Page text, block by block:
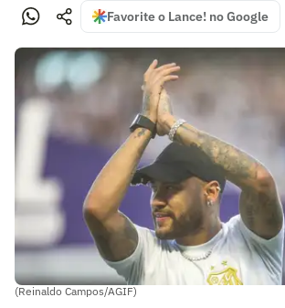
Favorite o Lance! no Google
(Reinaldo Campos/AGIF)